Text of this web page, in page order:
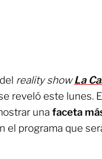
reality show La
reveló este lunes.
una faceta
el programa que